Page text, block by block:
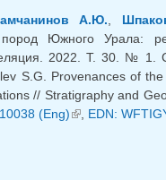
А.Ю.,
пород Южного Урала:
2022. Т. 30. № 1.
S.G. Provenances of
// Stratigraphy and
(Eng)(внешняя
, EDN: